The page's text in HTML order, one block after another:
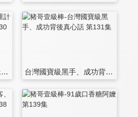
亞洲首胖減重計畫、偶像就要天生反骨 第130集 台灣國寶級黑手、成功背後真心話 第131集